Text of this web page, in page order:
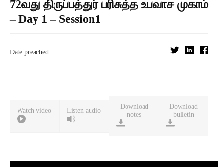
72வது திருப்பத்துர் பரிசுத்த உபவாச முகாம்
– Day 1 – Session1
Date preached
Watch video Listen audio
Download
notes
Download
bulletin